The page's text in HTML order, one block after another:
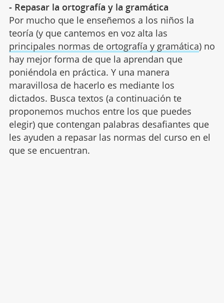
- Repasar la ortografía y la gramática
Por mucho que le enseñemos a los niños la
teoría (y que cantemos en voz alta las
principales normas de ortografía y gramática) no
hay mejor forma de que la aprendan que
poniéndola en práctica. Y una manera
maravillosa de hacerlo es mediante los
dictados. Busca textos (a continuación te
proponemos muchos entre los que puedes
elegir) que contengan palabras desafiantes que
les ayuden a repasar las normas del curso en el
que se encuentran.